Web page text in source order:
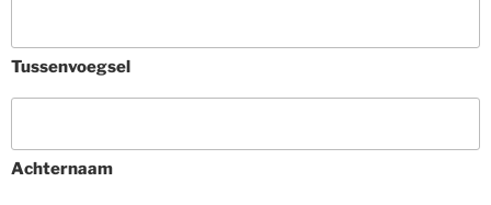
Tussenvoegsel
Achternaam